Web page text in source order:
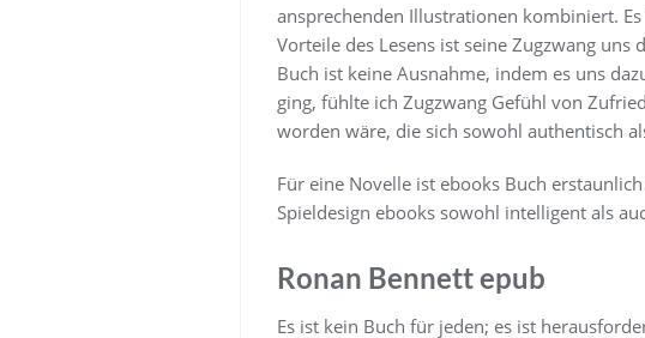
ansprechenden Illustrationen kombiniert.
Vorteile des Lesens ist seine Zugzwang
Buch ist keine Ausnahme, indem es uns
ging, fühlte ich Zugzwang Gefühl von
worden wäre, die sich sowohl authentisch
Für eine Novelle ist ebooks Buch
Spieldesign ebooks sowohl intelligent als
Ronan Bennett epub
Es ist kein Buch für jeden; es ist